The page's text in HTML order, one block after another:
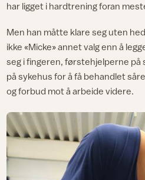
har ligget i hardtrening foran
Men han måtte klare seg uten
ikke «Micke» annet valg enn å
seg i fingeren, førstehjelperne
på sykehus for å få behandlet
og forbud mot å arbeide videre.